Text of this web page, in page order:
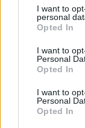
not limited to
grant or deny
use your data
consent section.
I want to
personal
Opted In
I want to
Personal
Opted In
I want to
Personal
Opted In